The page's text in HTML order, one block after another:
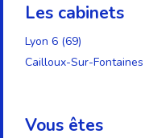
Les cabinets
Lyon 6 (69)
Cailloux-Sur-
Vous êtes